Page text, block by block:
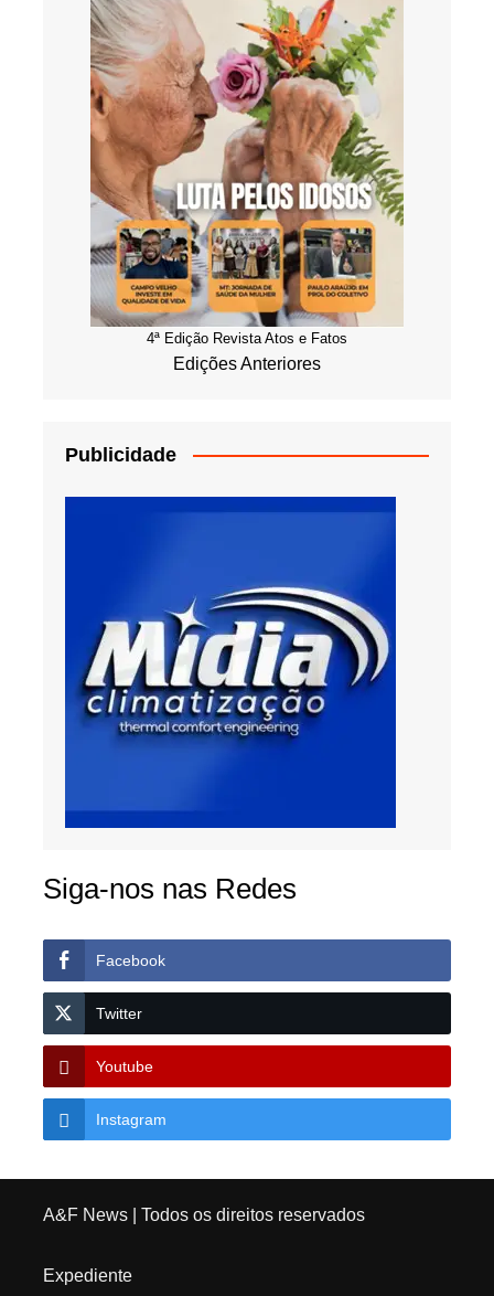
4ª Edição Revista Atos e Fatos
Edições Anteriores
Publicidade
Siga-nos nas Redes
Facebook
Twitter
Youtube
Instagram
A&F News| Todos os direitos reservados
Expediente